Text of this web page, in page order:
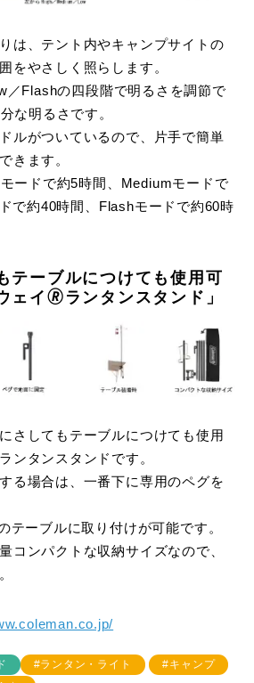
は、テント内やキャンプサイトの
をやさしく照らします。
／Flashの四段階で明るさを調節で
な明るさです。
ルがついているので、片手で簡単
きます。
ードで約5時間、Mediumモードで
で約40時間、Flashモードで約60時
テーブルにつけても使用可
ェイ🄬ランタンスタンド」
さしてもテーブルにつけても使用
ンタンスタンドです。
る場合は、一番下に専用のペグを
テーブルに取り付けが可能です。
コンパクトな収納サイズなので、
#ランタン・ライト
#キャンプ